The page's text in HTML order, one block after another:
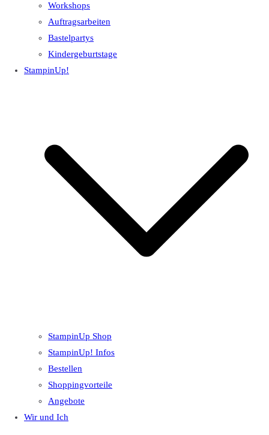
Workshops
Auftragsarbeiten
Bastelpartys
Kindergeburtstage
StampinUp!
StampinUp Shop
StampinUp! Infos
Bestellen
Shoppingvorteile
Angebote
Wir und Ich